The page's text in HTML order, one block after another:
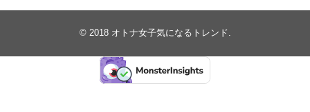
© 2018 オトナ女子気になるトレンド.